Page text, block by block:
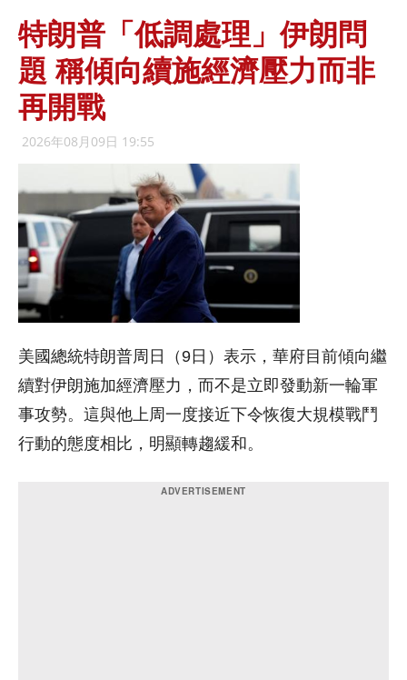
特朗普「低調處理」伊朗問
題 稱傾向續施經濟壓力而非
再開戰
2026年08月09日 19:55
美國總統特朗普周日（9日）表示，華府目前傾向繼
續對伊朗施加經濟壓力，而不是立即發動新一輪軍
事攻勢。這與他上周一度接近下令恢復大規模戰鬥
行動的態度相比，明顯轉趨緩和。